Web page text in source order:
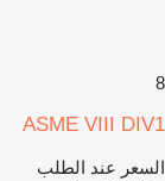
8
ASME VIII DIV1
السعر عند الطلب